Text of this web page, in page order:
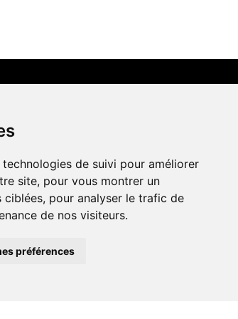
de suivi pour améliorer
site, pour vous montrer un
pour analyser le trafic de
de nos visiteurs.
préférences
AMIS
de culture ABC
– Association Danse Neuchâtel